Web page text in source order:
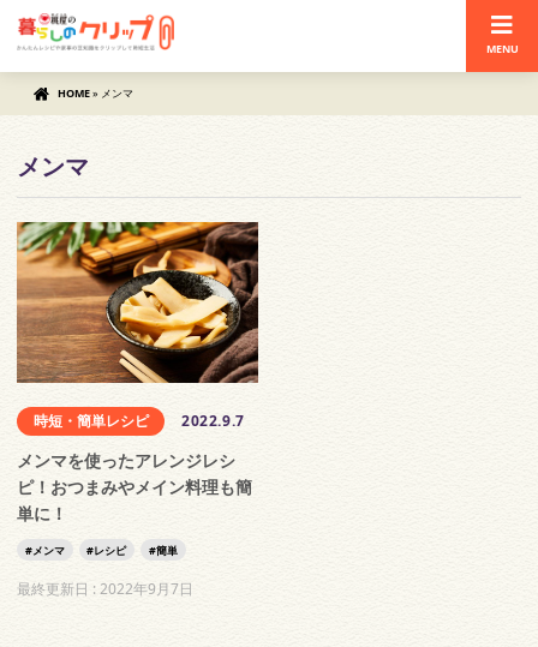
MENU
HOME» メンマ
メンマ
時短・簡単レシピ 2022.9.7
メンマを使ったアレンジレシ
ピ！おつまみやメイン料理も簡
単に！
メンマ レシピ 簡単
最終更新日 :2022年9月7日